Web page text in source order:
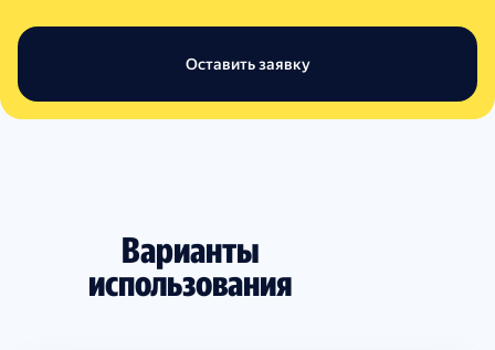
Оставить заявку
Варианты
использования